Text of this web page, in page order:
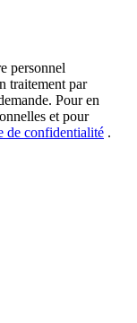
personnel
traitement par
Pour en
et pour
de confidentialité .